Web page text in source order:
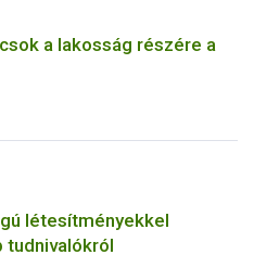
a lakosság részére a
létesítményekkel